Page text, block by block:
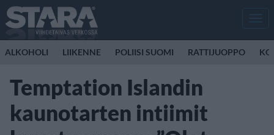
ALKOHOLI LIIKENNE POLIISI SUOMI RATTIJUOPPO
Temptation Islandin
kaunotarten intiimit